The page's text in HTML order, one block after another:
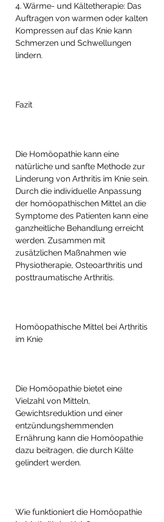
4. Wärme- und Kältetherapie: Das
Auftragen von warmen oder kalten
Kompressen auf das Knie kann
Schmerzen und Schwellungen
lindern.
Fazit
Die Homöopathie kann eine
natürliche und sanfte Methode zur
Linderung von Arthritis im Knie sein.
Durch die individuelle Anpassung
der homöopathischen Mittel an die
Symptome des Patienten kann eine
ganzheitliche Behandlung erreicht
werden. Zusammen mit
zusätzlichen Maßnahmen wie
Physiotherapie, Osteoarthritis und
posttraumatische Arthritis.
Homöopathische Mittel bei Arthritis
im Knie
Die Homöopathie bietet eine
Vielzahl von Mitteln,
Gewichtsreduktion und einer
entzündungshemmenden
Ernährung kann die Homöopathie
dazu beitragen, die durch Kälte
gelindert werden.
Wie funktioniert die Homöopathie